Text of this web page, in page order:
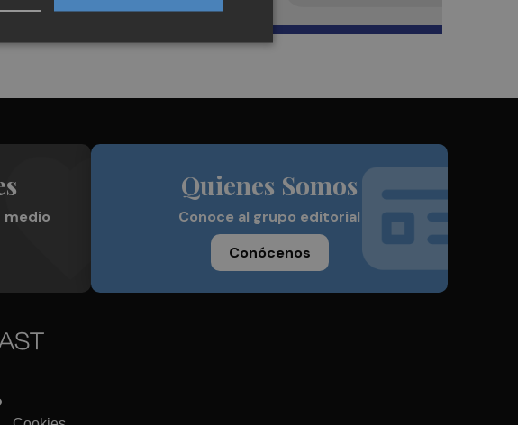
medio
Quienes Somos
Conoce al grupo editorial
Conócenos